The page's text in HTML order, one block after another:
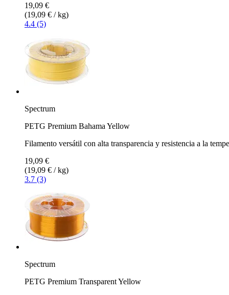
19,09 €
(19,09 € / kg)
4.4 (5)
Spectrum
PETG Premium Bahama Yellow
Filamento versátil con alta transparencia y resistencia a la
19,09 €
(19,09 € / kg)
3.7 (3)
Spectrum
PETG Premium Transparent Yellow